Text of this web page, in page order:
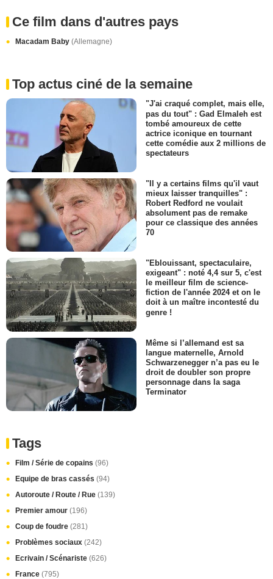
Ce film dans d'autres pays
Macadam Baby (Allemagne)
Top actus ciné de la semaine
"J'ai craqué complet, mais elle,
pas du tout" : Gad Elmaleh est
tombé amoureux de cette
actrice iconique en tournant
cette comédie aux 2 millions de
spectateurs
"Il y a certains films qu'il vaut
mieux laisser tranquilles" :
Robert Redford ne voulait
absolument pas de remake
pour ce classique des années
70
"Eblouissant, spectaculaire,
exigeant" : noté 4,4 sur 5, c'est
le meilleur film de science-
fiction de l'année 2024 et on le
doit à un maître incontesté du
genre !
Même si l’allemand est sa
langue maternelle, Arnold
Schwarzenegger n’a pas eu le
droit de doubler son propre
personnage dans la saga
Terminator
Tags
Film / Série de copains (96)
Equipe de bras cassés (94)
Autoroute / Route / Rue (139)
Premier amour (196)
Coup de foudre (281)
Problèmes sociaux (242)
Ecrivain / Scénariste (626)
France (795)